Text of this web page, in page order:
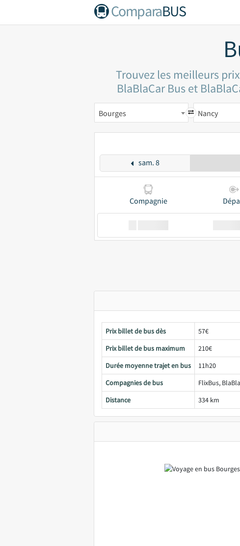
ComparaBUS
Trouvez les meilleurs
BlaBlaCar Bus et
Bourges Nancy
sam. 8
Compagnie
Prix billet de bus dès
57€
Prix billet de bus maximum
210€
Durée moyenne trajet en bus
11h20
Compagnies de bus
FlixBus,
Distance
334 km